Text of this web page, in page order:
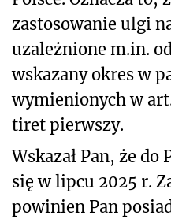
zastosowanie ulgi
uzależnione m.in.
wskazany okres w
wymienionych w
tiret pierwszy.
Wskazał Pan, że
się w lipcu 2025 r.
powinien Pan